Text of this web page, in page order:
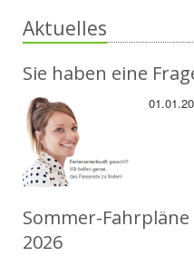
Aktuelles
Sie haben eine
Sommer-
2026